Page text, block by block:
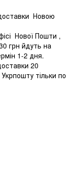
Новою
Нової Пошти ,
грн йдуть на
1-2 дня.
20
тільки по